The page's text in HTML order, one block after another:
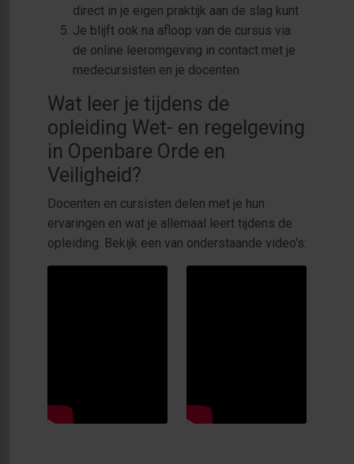
direct in je eigen praktijk aan de slag kunt
Je blijft ook na afloop van de cursus via
de online leeromgeving in contact met je
medecursisten en je docenten
Wat leer je tijdens de
opleiding Wet- en regelgeving
in Openbare Orde en
Veiligheid?
Docenten en cursisten delen met je hun
ervaringen en wat je allemaal leert tijdens de
opleiding. Bekijk een van onderstaande video's: